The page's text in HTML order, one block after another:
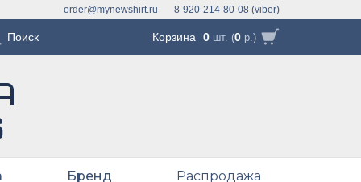
8-920-214-80-08 (viber)
order@mynewshirt.ru
Корзина 0 шт. (0 р.)
Бренд Распродажа